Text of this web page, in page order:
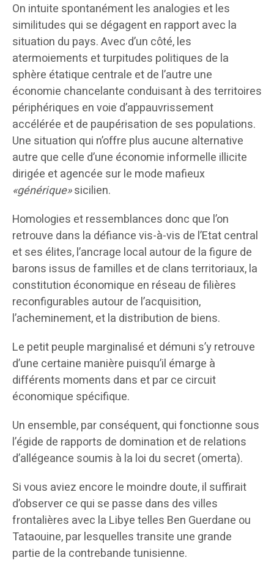
On intuite spontanément les analogies et les
similitudes qui se dégagent en rapport avec la
situation du pays. Avec d’un côté, les
atermoiements et turpitudes politiques de la
sphère étatique centrale et de l’autre une
économie chancelante conduisant à des territoires
périphériques en voie d’appauvrissement
accélérée et de paupérisation de ses populations.
Une situation qui n’offre plus aucune alternative
autre que celle d’une économie informelle illicite
dirigée et agencée sur le mode mafieux
«générique»sicilien.
Homologies et ressemblances donc que l’on
retrouve dans la défiance vis-à-vis de l’Etat central
et ses élites, l’ancrage local autour de la figure de
barons issus de familles et de clans territoriaux, la
constitution économique en réseau de filières
reconfigurables autour de l’acquisition,
l’acheminement, et la distribution de biens.
Le petit peuple marginalisé et démuni s’y retrouve
d’une certaine manière puisqu’il émarge à
différents moments dans et par ce circuit
économique spécifique.
Un ensemble, par conséquent, qui fonctionne sous
l’égide de rapports de domination et de relations
d’allégeance soumis à la loi du secret (omerta).
Si vous aviez encore le moindre doute, il suffirait
d’observer ce qui se passe dans des villes
frontalières avec la Libye telles Ben Guerdane ou
Tataouine, par lesquelles transite une grande
partie de la contrebande tunisienne.